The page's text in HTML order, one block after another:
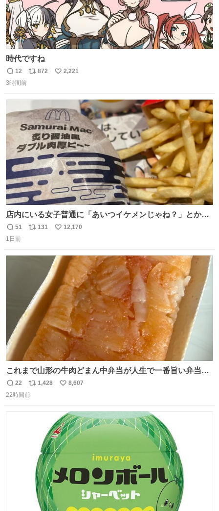
時代ですね
返
信
12
リ
数
872
い
数
2,221
3時間前
店内にいる女子普通に「あいつイケメンじゃね？」とか
「スマホの持ち方きもw」とか大声で騒いでて怖い
返
信
51
リ
131
い
数
12,170
1日前
これまで山形の牛肉どまん中弁当が人生で一番旨い弁当だ
ったのだが、それを遥かに超える弁当発見。 個人的に駅弁
＆空弁ランキングぶっち切りで首位を独走しているお弁当
れてるクルーの方は駅での購入が断然オススメです👍 #え
んがわ明太寿司
返
信
22
リ
ポ
1,428
い
数
8,607
22時間前